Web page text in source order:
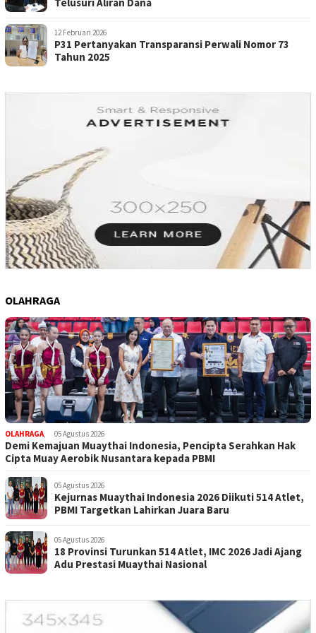
12 Februari 2026
P31 Pertanyakan Transparansi Perwali Nomor 73
Tahun 2025
OLAHRAGA
OLAHRAGA 05 Agustus 2026
Demi Kemajuan Muaythai Indonesia, Pencipta Serahkan Hak
Cipta Muay Aerobik Nusantara kepada PBMI
05 Agustus 2026
Kejurnas Muaythai Indonesia 2026 Diikuti 514 Atlet,
PBMI Targetkan Lahirkan Juara Baru
05 Agustus 2026
18 Provinsi Turunkan 514 Atlet, IMC 2026 Jadi Ajang
Adu Prestasi Muaythai Nasional